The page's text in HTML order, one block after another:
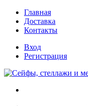
Главная
Доставка
Контакты
Вход
Регистрация